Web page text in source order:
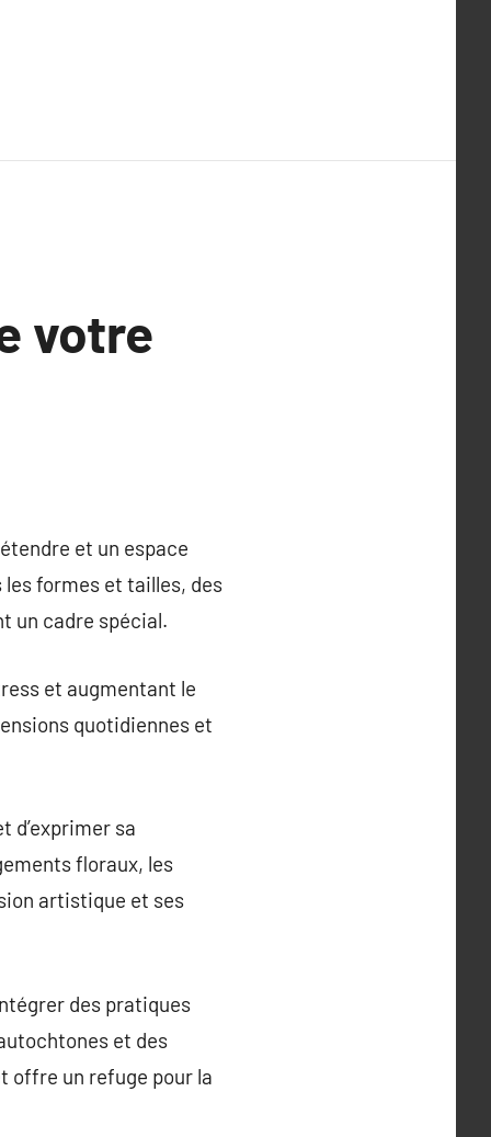
votre
et un espace
formes et tailles, des
un cadre spécial.
et augmentant le
quotidiennes et
d’exprimer sa
floraux, les
artistique et ses
des pratiques
et des
offre un refuge pour la